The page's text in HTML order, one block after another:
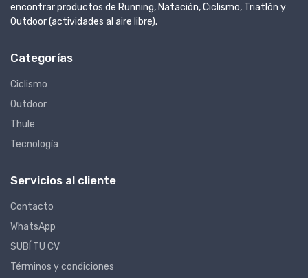
encontrar productos de Running, Natación, Ciclismo, Triatlón y
Outdoor (actividades al aire libre).
Categorías
Ciclismo
Outdoor
Thule
Tecnología
Servicios al cliente
Contacto
WhatsApp
SUBÍ TU CV
Términos y condiciones